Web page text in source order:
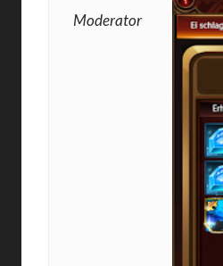
Moderator